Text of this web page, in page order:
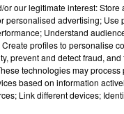
our legitimate interest: Store
personalised advertising; Use
Understand
profiles to personalise
prevent and detect fraud, and
technologies may process
based on information
Link different devices;